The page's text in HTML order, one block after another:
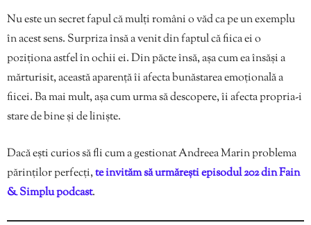
Nu este un secret fapul că mulți români o văd ca pe un exemplu
în acest sens. Surpriza însă a venit din faptul că fiica ei o
poziționa astfel în ochii ei. Din păcte însă, așa cum ea însăși a
mărturisit, această aparență îi afecta bunăstarea emoțională a
fiicei. Ba mai mult, așa cum urma să descopere, îi afecta propria-i
stare de bine și de liniște.
Dacă ești curios să fli cum a gestionat Andreea Marin problema
părinților perfecți,te invităm să urmărești episodul 202 din Fain
& Simplu podcast.